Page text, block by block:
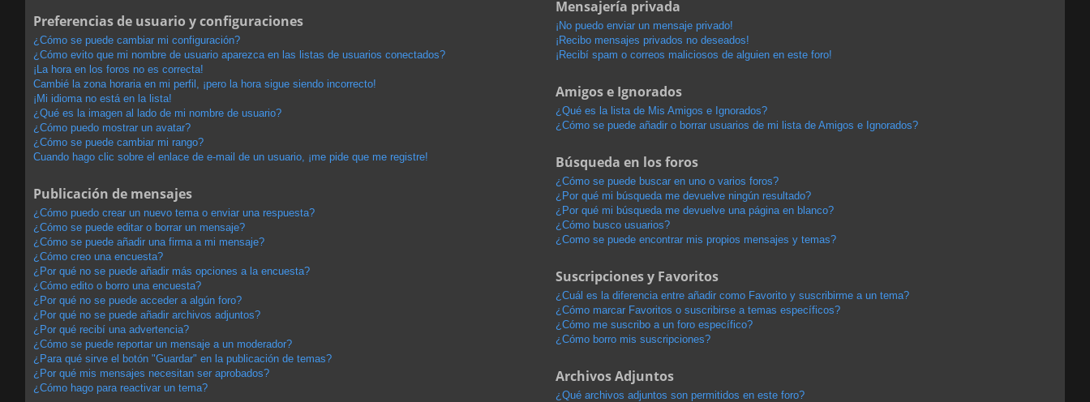
Preferencias de usuario y configuraciones
¿Cómo se puede cambiar mi configuración?
¿Cómo evito que mi nombre de usuario aparezca en las listas de usuarios conectados?
¡La hora en los foros no es correcta!
Cambié la zona horaria en mi perfil, ¡pero la hora sigue siendo incorrecto!
¡Mi idioma no está en la lista!
¿Qué es la imagen al lado de mi nombre de usuario?
¿Cómo puedo mostrar un avatar?
¿Cómo se puede cambiar mi rango?
Cuando hago clic sobre el enlace de e-mail de un usuario, ¡me pide que me registre!
Publicación de mensajes
¿Cómo puedo crear un nuevo tema o enviar una respuesta?
¿Cómo se puede editar o borrar un mensaje?
¿Cómo se puede añadir una firma a mi mensaje?
¿Cómo creo una encuesta?
¿Por qué no se puede añadir más opciones a la encuesta?
¿Cómo edito o borro una encuesta?
¿Por qué no se puede acceder a algún foro?
¿Por qué no se puede añadir archivos adjuntos?
¿Por qué recibí una advertencia?
¿Cómo se puede reportar un mensaje a un moderador?
¿Para qué sirve el botón "Guardar" en la publicación de temas?
¿Por qué mis mensajes necesitan ser aprobados?
¿Cómo hago para reactivar un tema?
Mensajería privada
¡No puedo enviar un mensaje privado!
¡Recibo mensajes privados no deseados!
¡Recibí spam o correos maliciosos de alguien en este foro!
Amigos e Ignorados
¿Qué es la lista de Mis Amigos e Ignorados?
¿Cómo se puede añadir o borrar usuarios de mi lista de Amigos e Ignorados?
Búsqueda en los foros
¿Cómo se puede buscar en uno o varios foros?
¿Por qué mi búsqueda me devuelve ningún resultado?
¿Por qué mi búsqueda me devuelve una página en blanco?
¿Cómo busco usuarios?
¿Como se puede encontrar mis propios mensajes y temas?
Suscripciones y Favoritos
¿Cuál es la diferencia entre añadir como Favorito y suscribirme a un tema?
¿Cómo marcar Favoritos o suscribirse a temas específicos?
¿Cómo me suscribo a un foro específico?
¿Cómo borro mis suscripciones?
Archivos Adjuntos
¿Qué archivos adjuntos son permitidos en este foro?